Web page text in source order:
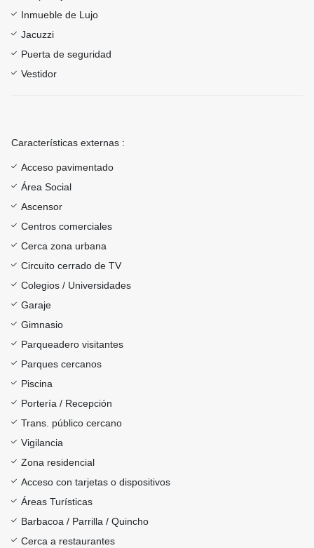
Inmueble de Lujo
Jacuzzi
Puerta de seguridad
Vestidor
Características externas :
Acceso pavimentado
Área Social
Ascensor
Centros comerciales
Cerca zona urbana
Circuito cerrado de TV
Colegios / Universidades
Garaje
Gimnasio
Parqueadero visitantes
Parques cercanos
Piscina
Portería / Recepción
Trans. público cercano
Vigilancia
Zona residencial
Acceso con tarjetas o dispositivos
Áreas Turísticas
Barbacoa / Parrilla / Quincho
Cerca a restaurantes